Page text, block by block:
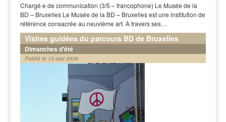
Chargé·e de communication (3/5 – francophone) Le Musée de la
BD – Bruxelles Le Musée de la BD – Bruxelles est une institution de
référence consacrée au neuvième art. À travers ses…
Visites guidées du parcours BD de Bruxelles
Dimanches d'été
Publié le 13 mai 2026